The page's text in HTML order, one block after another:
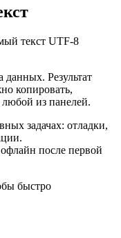
текст UTF‑8
данных. Результат
копировать,
любой из панелей.
задачах: отладки,
после первой
быстро